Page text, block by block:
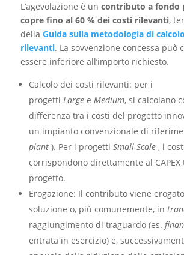
L’agevolazione è un contributo a fondo
copre fino al 60 % dei costi rilevanti,
della Guida sulla metodologia di
rilevanti. La sovvenzione concessa può
essere inferiore all’importo richiesto.
Calcolo dei costi rilevanti: per i
progetti Largee Medium, si calcolano
differenza tra i costi del progetto
un impianto convenzionale di
plant). Per i progetti Small-Scale, i
corrispondono direttamente al CAPEX
progetto.
Erogazione: Il contributo viene
soluzione o, più comunemente, in
raggiungimento di traguardo (es.
entrata in esercizio) e,